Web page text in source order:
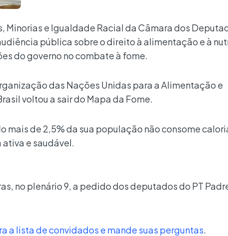
Minorias e Igualdade Racial da Câmara dos
pública sobre o direito à alimentação e à
do governo no combate à fome.
das Nações Unidas para a Alimentação e
voltou a sair do Mapa da Fome.
mais de 2,5% da sua população não consome
e saudável.
no plenário 9, a pedido dos deputados do PT
a lista de convidados e mande suas perguntas.